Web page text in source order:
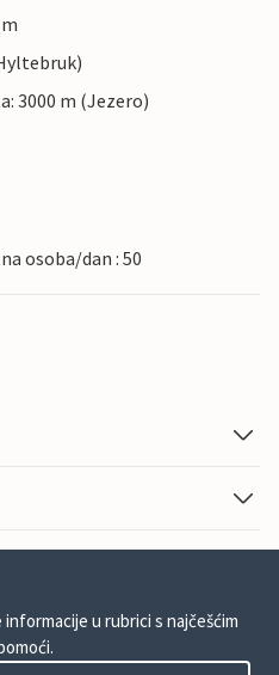
3000 m (Jezero)
osoba/dan : 50
u rubrici s najčešćim